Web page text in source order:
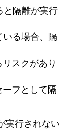
と隔離が実行
いる場合、隔
スクがあり
フとして隔
実行されない